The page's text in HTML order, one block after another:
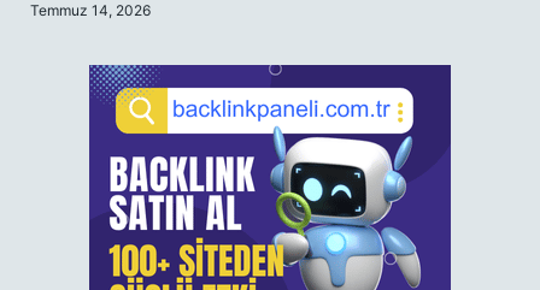
Temmuz 14, 2026